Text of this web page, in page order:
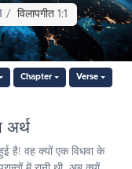
विलापगीत 1:1
Chapter Verse
अर्थ
है! वह क्यों एक विधवा के